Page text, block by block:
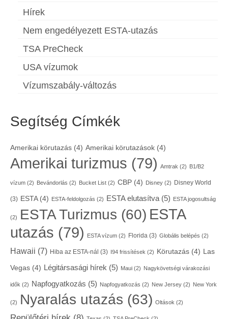
Hírek
Nem engedélyezett ESTA-utazás
TSA PreCheck
USA vízumok
Vízumszabály-változás
Segítség Címkék
Amerikai körutazás (4) Amerikai körutazások (4)
Amerikai turizmus (79) Amtrak (2) B1/B2
vízum (2) Bevándorlás (2) Bucket List (2) CBP (4) Disney (2) Disney World
(3) ESTA(4) ESTA-feldolgozás (2) ESTA elutasítva(5) ESTA jogosultság
(2) ESTA Turizmus (60) ESTA
utazás (79) ESTA vízum (2) Florida (3) Globális belépés (2)
Hawaii (7) Hiba az ESTA-nál (3) I94 frissítések (2) Körutazás (4) Las
Vegas (4) Légitársasági hírek (5) Maui (2) Nagykövetségi várakozási
idők (2) Napfogyatkozás (5) Napfogyatkozás (2) New Jersey (2) New York
(2) Nyaralás utazás (63) Oltások (2)